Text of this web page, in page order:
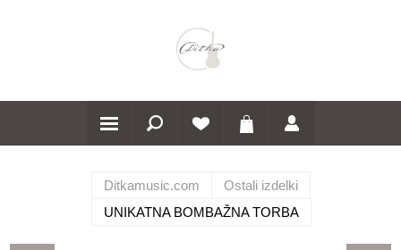
Ditkamusic.com
Ostali izdelki
UNIKATNA BOMBAŽNA TORBA